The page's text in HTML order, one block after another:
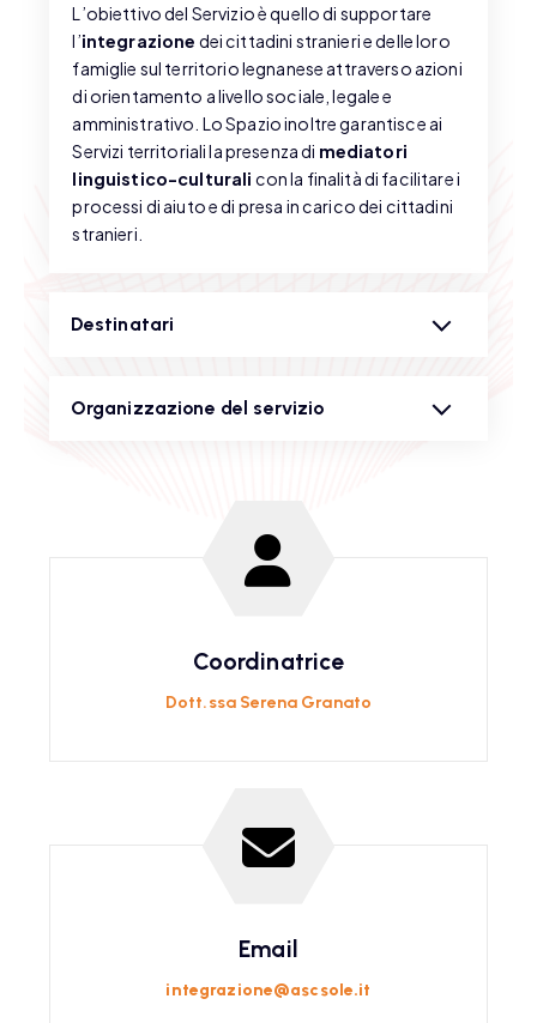
L’obiettivo del Servizio è quello di supportare
l’integrazione dei cittadini stranieri e delle loro
famiglie sul territorio legnanese attraverso azioni
di orientamento a livello sociale, legale e
amministrativo. Lo Spazio inoltre garantisce ai
Servizi territoriali la presenza di mediatori
linguistico-culturali con la finalità di facilitare i
processi di aiuto e di presa in carico dei cittadini
stranieri.
Destinatari
Organizzazione del servizio
Coordinatrice
Dott.ssa Serena Granato
Email
integrazione@ascsole.it